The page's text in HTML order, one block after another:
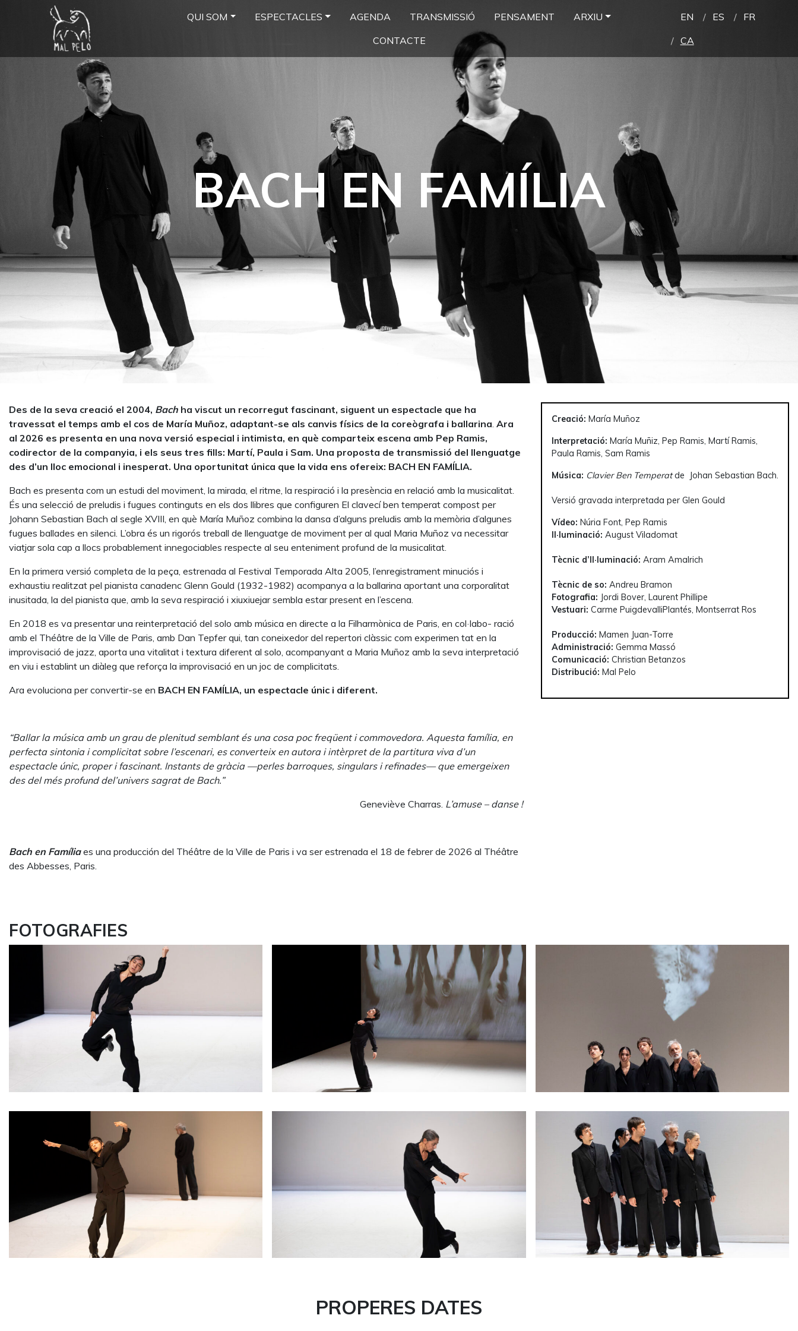
QUI SOM ESPECTACLES AGENDA TRANSMISSIÓ PENSAMENT
ARXIU
CONTACTE
EN ES
FR
CA
BACH EN FAMÍLIA
Des de la seva creació el 2004, Bach ha viscut un recorregut fascinant, siguent un espectacle que ha
travessat el temps amb el cos de María Muñoz, adaptant-se als canvis físics de la coreògrafa i ballarina. Ara
al 2026 es presenta en una nova versió especial i intimista, en què comparteix escena amb Pep Ramis,
codirector de la companyia, i els seus tres fills: Martí, Paula i Sam. Una proposta de transmissió del llenguatge
des d’un lloc emocional i inesperat. Una oportunitat única que la vida ens ofereix: BACH EN FAMÍLIA.
Bach es presenta com un estudi del moviment, la mirada, el ritme, la respiració i la presència en relació amb la musicalitat.
És una selecció de preludis i fugues continguts en els dos llibres que configuren El clavecí ben temperat compost per
Johann Sebastian Bach al segle XVIII, en què María Muñoz combina la dansa d’alguns preludis amb la memòria d’algunes
fugues ballades en silenci. L’obra és un rigorós treball de llenguatge de moviment per al qual Maria Muñoz va necessitar
viatjar sola cap a llocs probablement innegociables respecte al seu enteniment profund de la musicalitat.
En la primera versió completa de la peça, estrenada al Festival Temporada Alta 2005, l’enregistrament minuciós i
exhaustiu realitzat pel pianista canadenc Glenn Gould (1932-1982) acompanya a la ballarina aportant una corporalitat
inusitada, la del pianista que, amb la seva respiració i xiuxiuejar sembla estar present en l’escena.
En 2018 es va presentar una reinterpretació del solo amb música en directe a la Filharmònica de Paris, en col·labo- ració
amb el Théâtre de la Ville de Paris, amb Dan Tepfer qui, tan coneixedor del repertori clàssic com experimen tat en la
improvisació de jazz, aporta una vitalitat i textura diferent al solo, acompanyant a Maria Muñoz amb la seva interpretació
en viu i establint un diàleg que reforça la improvisació en un joc de complicitats.
Ara evoluciona per convertir-se en BACH EN FAMÍLIA, un espectacle únic i diferent.
“Ballar la música amb un grau de plenitud semblant és una cosa poc freqüent i commovedora. Aquesta família, en
perfecta sintonia i complicitat sobre l’escenari, es converteix en autora i intèrpret de la partitura viva d’un
espectacle únic, proper i fascinant. Instants de gràcia —perles barroques, singulars i refinades— que emergeixen
des del més profund del’univers sagrat de Bach.”
Geneviève Charras. L’amuse – danse !
Bach en Famíliaes una producción del Théâtre de la Ville de Paris i va ser estrenada el 18 de febrer de 2026 al Théâtre
des Abbesses, Paris.
Creació: María Muñoz
Interpretació: María Muñiz, Pep Ramis, Martí Ramis,
Paula Ramis, Sam Ramis
Música: Clavier Ben Temperatde Johan Sebastian Bach.
Versió gravada interpretada per Glen Gould
Vídeo: Núria Font, Pep Ramis
Il·luminació: August Viladomat
Tècnic d’Il·luminació: Aram Amalrich
Tècnic de so: Andreu Bramon
Fotografia: Jordi Bover, Laurent Phillipe
Vestuari: Carme PuigdevalliPlantés, Montserrat Ros
Producció: Mamen Juan-Torre
Administració: Gemma Massó
Comunicació: Christian Betanzos
Distribució: Mal Pelo
FOTOGRAFIES
PROPERES DATES